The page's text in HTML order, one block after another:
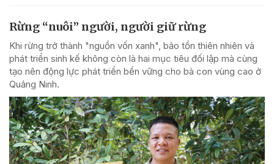
Rừng “nuôi” người, người giữ rừng
Khi rừng trở thành "nguồn vốn xanh", bảo tồn thiên nhiên và
phát triển sinh kế không còn là hai mục tiêu đối lập mà cùng
tạo nên động lực phát triển bền vững cho bà con vùng cao ở
Quảng Ninh.